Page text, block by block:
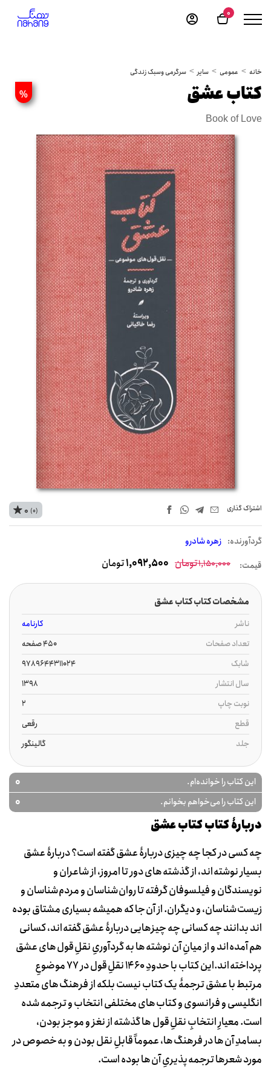
0
خانه عمومی سایر سرگرمی وسبک زندگی
% کتاب عشق
Book of Love
اشتراک‌ گذاری
گردآورنده: زهره شادرو
0 (0)
قیمت: 1,150,000تومان 1,092,500تومان
مشخصات کتاب کتاب عشق
ناشر
کارنامه
تعداد صفحات
450 صفحه
شابک
9789644311024
سال انتشار
1398
نوبت چاپ
2
قطع
رقعی
جلد
گالینگور
این کتاب را خوانده‌ام. 0
این کتاب را می‌خواهم بخوانم. 0
دربارۀ کتاب کتاب عشق
چه کسی در کجا چه چیزی دربارۀ عشق گفته است؟ دربارۀ عشق
بسیار نوشته اند، از گذشته های دور تا امروز، از شاعران و
نویسندگان و فیلسوفان گرفته تا روان شناسان و مردم شناسان و
زیست شناسان، و دیگران. از آن جا که همیشه بسیاری مشتاق بوده
اند بدانند چه کسانی چه چیزهایی دربارۀ عشق گفته اند، کسانی
هم آمده اند و از میانِ آن نوشته ها به گردآوریِ نقلِ قول های عشق
پرداخته اند.این کتاب با حدودِ 1460 نقلِ قول در 77 موضوعِ
مرتبط با عشق ترجمۀ یک کتاب نیست بلکه از فرهنگ های متعددِ
انگلیسی و فرانسوی و کتاب های مختلفی انتخاب و ترجمه شده
است. معیارِ انتخابِ نقلِ قول ها گذشته از نغز و موجز بودن،
بسامدِ آن ها در فرهنگ ها، عموماً قابلِ نقل بودن و به خصوص در
مورد شعرها ترجمه پذیریِ آن ها بوده است.